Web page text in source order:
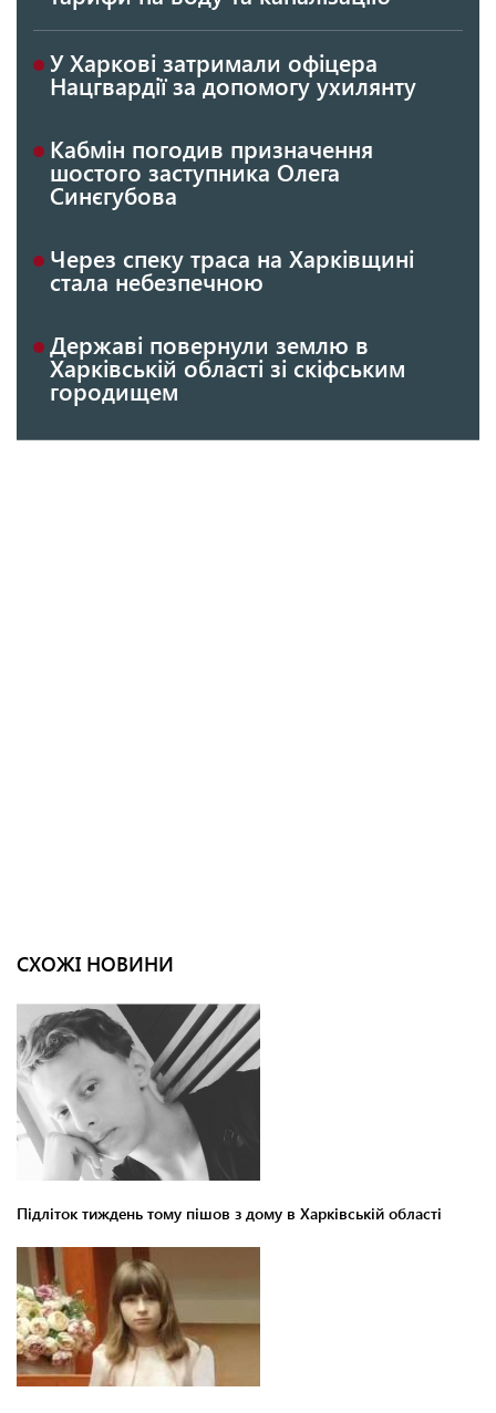
У Харкові затримали офіцера
Нацгвардії за допомогу ухилянту
Кабмін погодив призначення
шостого заступника Олега
Синєгубова
Через спеку траса на Харківщині
стала небезпечною
Державі повернули землю в
Харківській області зі скіфським
городищем
СХОЖІ НОВИНИ
Підліток тиждень тому пішов з дому в Харківській області